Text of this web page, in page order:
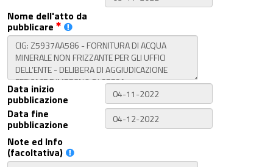
Nome dell'atto da
pubblicare
Data inizio
pubblicazione
Data fine
pubblicazione
Note ed Info
(facoltativa)